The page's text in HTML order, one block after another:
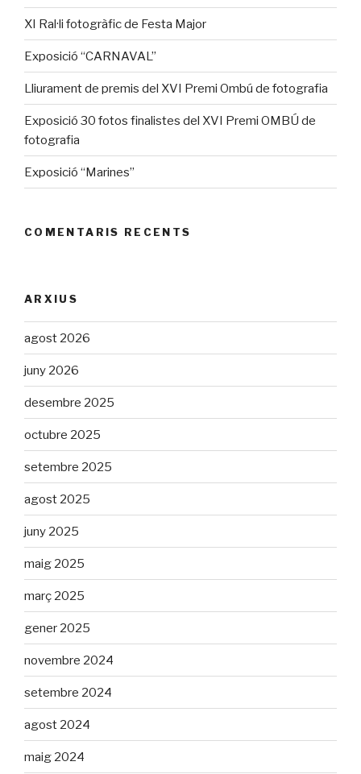
XI Ral·li fotogràfic de Festa Major
Exposició “CARNAVAL”
Lliurament de premis del XVI Premi Ombú de fotografia
Exposició 30 fotos finalistes del XVI Premi OMBÚ de
fotografia
Exposició “Marines”
COMENTARIS RECENTS
ARXIUS
agost 2026
juny 2026
desembre 2025
octubre 2025
setembre 2025
agost 2025
juny 2025
maig 2025
març 2025
gener 2025
novembre 2024
setembre 2024
agost 2024
maig 2024